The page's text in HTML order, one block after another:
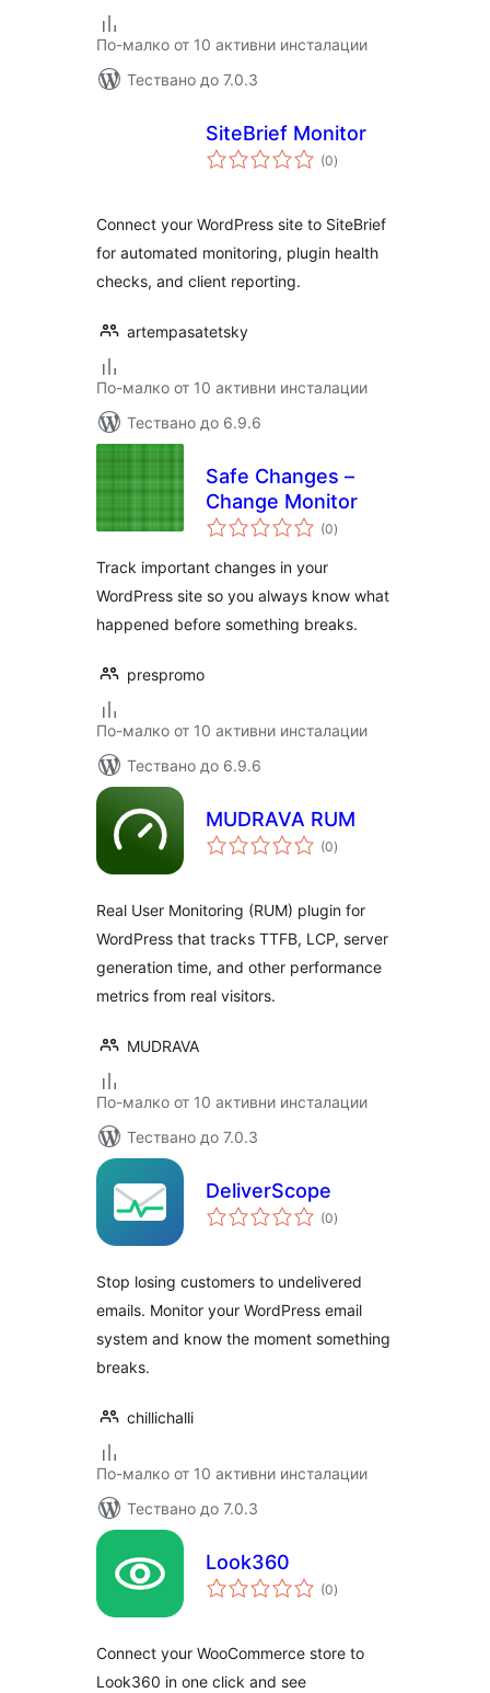
По-малко от 10 активни инсталации
Тествано до 7.0.3
SiteBrief Monitor
(0общо
оценки
)
Connect your WordPress site to SiteBrief
for automated monitoring, plugin health
checks, and client reporting.
artempasatetsky
По-малко от 10 активни инсталации
Тествано до 6.9.6
Safe Changes –
Change Monitor
(0общо
оценки
)
Track important changes in your
WordPress site so you always know what
happened before something breaks.
prespromo
По-малко от 10 активни инсталации
Тествано до 6.9.6
MUDRAVA RUM
(0общо
оценки
)
Real User Monitoring (RUM) plugin for
WordPress that tracks TTFB, LCP, server
generation time, and other performance
metrics from real visitors.
MUDRAVA
По-малко от 10 активни инсталации
Тествано до 7.0.3
DeliverScope
(0общо
оценки
)
Stop losing customers to undelivered
emails. Monitor your WordPress email
system and know the moment something
breaks.
chillichalli
По-малко от 10 активни инсталации
Тествано до 7.0.3
Look360
(0общо
оценки
)
Connect your WooCommerce store to
Look360 in one click and see